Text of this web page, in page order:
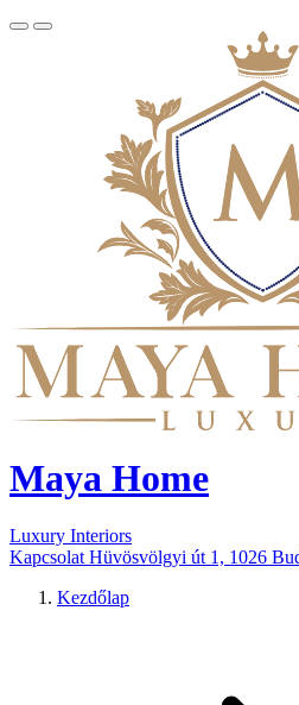
Maya Home
Luxury Interiors
Kapcsolat Hüvösvölgyi út 1, 1026
Kezdőlap